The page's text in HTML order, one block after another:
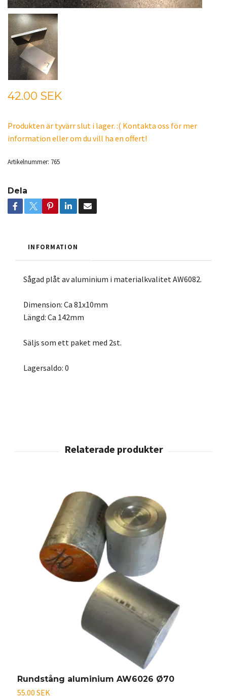
42.00 SEK
Produkten är tyvärr slut i lager. :( Kontakta oss för mer
information eller om du vill ha en offert!
Artikelnummer: 765
Dela
INFORMATION
Sågad plåt av aluminium i materialkvalitet AW6082.
Dimension: Ca 81x10mm
Längd: Ca 142mm
Säljs som ett paket med 2st.
Lagersaldo: 0
Rundstång aluminium AW6026 Ø70
55.00 SEK